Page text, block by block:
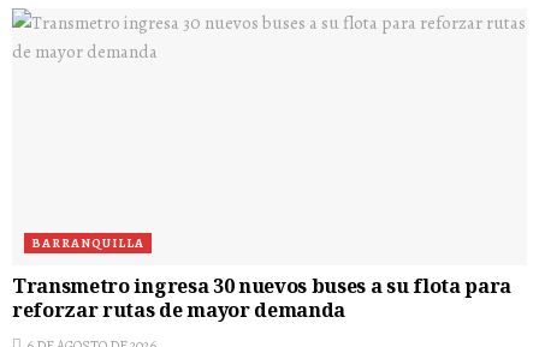
BARRANQUILLA
Transmetro ingresa 30 nuevos buses a su flota para
reforzar rutas de mayor demanda